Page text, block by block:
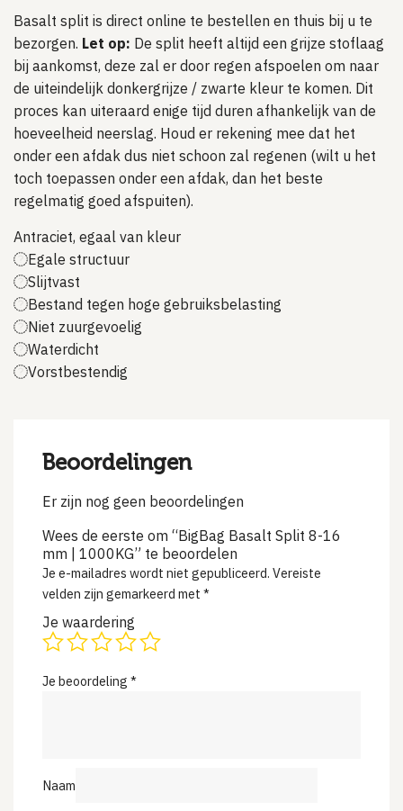
Basalt split is direct online te bestellen en thuis bij u te
bezorgen. Let op: De split heeft altijd een grijze stoflaag
bij aankomst, deze zal er door regen afspoelen om naar
de uiteindelijk donkergrijze / zwarte kleur te komen. Dit
proces kan uiteraard enige tijd duren afhankelijk van de
hoeveelheid neerslag. Houd er rekening mee dat het
onder een afdak dus niet schoon zal regenen (wilt u het
toch toepassen onder een afdak, dan het beste
regelmatig goed afspuiten).
Antraciet, egaal van kleur
Egale structuur
Slijtvast
Bestand tegen hoge gebruiksbelasting
Niet zuurgevoelig
Waterdicht
Vorstbestendig
Beoordelingen
Er zijn nog geen beoordelingen
Wees de eerste om “BigBag Basalt Split 8-16
mm | 1000KG” te beoordelen
Je e-mailadres wordt niet gepubliceerd. Vereiste
velden zijn gemarkeerd met *
Je waardering
Je beoordeling *
Naam